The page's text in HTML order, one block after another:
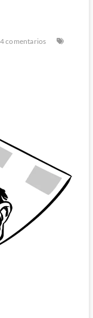
4 comentarios